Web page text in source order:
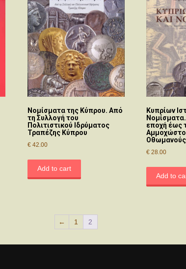
Νομίσματα της Κύπρου. Από
τη Συλλογή του
Πολιτιστικού Ιδρύματος
Τραπέζης Κύπρου
€42.00
Add to cart
Κυπρίων
εποχή έως
Οθωμανούς
€ 28.00
Add to
← 1 2